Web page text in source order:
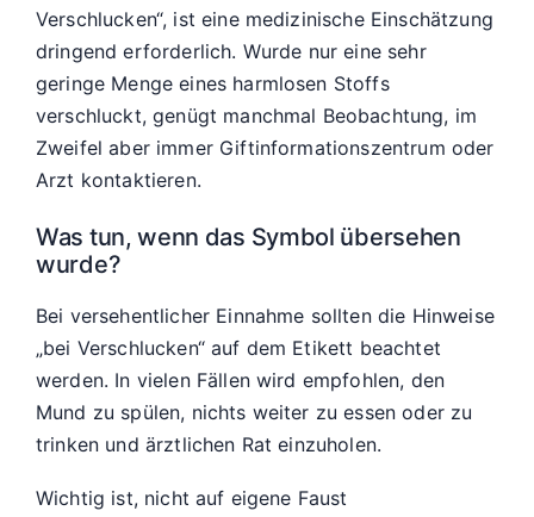
Verschlucken“, ist eine medizinische Einschätzung
dringend erforderlich. Wurde nur eine sehr
geringe Menge eines harmlosen Stoffs
verschluckt, genügt manchmal Beobachtung, im
Zweifel aber immer Giftinformationszentrum oder
Arzt kontaktieren.
Was tun, wenn das Symbol übersehen
wurde?
Bei versehentlicher Einnahme sollten die Hinweise
„bei Verschlucken“ auf dem Etikett beachtet
werden. In vielen Fällen wird empfohlen, den
Mund zu spülen, nichts weiter zu essen oder zu
trinken und ärztlichen Rat einzuholen.
Wichtig ist, nicht auf eigene Faust